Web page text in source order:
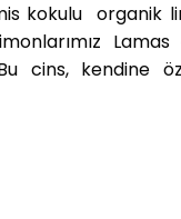
kokulu organik
Lamas
cins, kendine